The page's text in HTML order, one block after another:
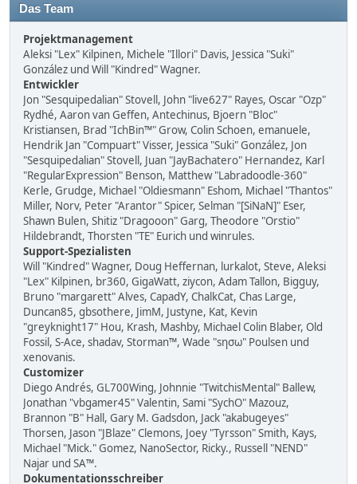
Das Team
Projektmanagement
Aleksi "Lex" Kilpinen, Michele "Illori" Davis, Jessica "Suki"
González und Will "Kindred" Wagner.
Entwickler
Jon "Sesquipedalian" Stovell, John "live627" Rayes, Oscar "Ozp"
Rydhé, Aaron van Geffen, Antechinus, Bjoern "Bloc"
Kristiansen, Brad "IchBin™" Grow, Colin Schoen, emanuele,
Hendrik Jan "Compuart" Visser, Jessica "Suki" González, Jon
"Sesquipedalian" Stovell, Juan "JayBachatero" Hernandez, Karl
"RegularExpression" Benson, Matthew "Labradoodle-360"
Kerle, Grudge, Michael "Oldiesmann" Eshom, Michael "Thantos"
Miller, Norv, Peter "Arantor" Spicer, Selman "[SiNaN]" Eser,
Shawn Bulen, Shitiz "Dragooon" Garg, Theodore "Orstio"
Hildebrandt, Thorsten "TE" Eurich und winrules.
Support-Spezialisten
Will "Kindred" Wagner, Doug Heffernan, lurkalot, Steve, Aleksi
"Lex" Kilpinen, br360, GigaWatt, ziycon, Adam Tallon, Bigguy,
Bruno "margarett" Alves, CapadY, ChalkCat, Chas Large,
Duncan85, gbsothere, JimM, Justyne, Kat, Kevin
"greyknight17" Hou, Krash, Mashby, Michael Colin Blaber, Old
Fossil, S-Ace, shadav, Storman™, Wade "sησω" Poulsen und
xenovanis.
Customizer
Diego Andrés, GL700Wing, Johnnie "TwitchisMental" Ballew,
Jonathan "vbgamer45" Valentin, Sami "SychO" Mazouz,
Brannon "B" Hall, Gary M. Gadsdon, Jack "akabugeyes"
Thorsen, Jason "JBlaze" Clemons, Joey "Tyrsson" Smith, Kays,
Michael "Mick." Gomez, NanoSector, Ricky., Russell "NEND"
Najar und SA™.
Dokumentationsschreiber